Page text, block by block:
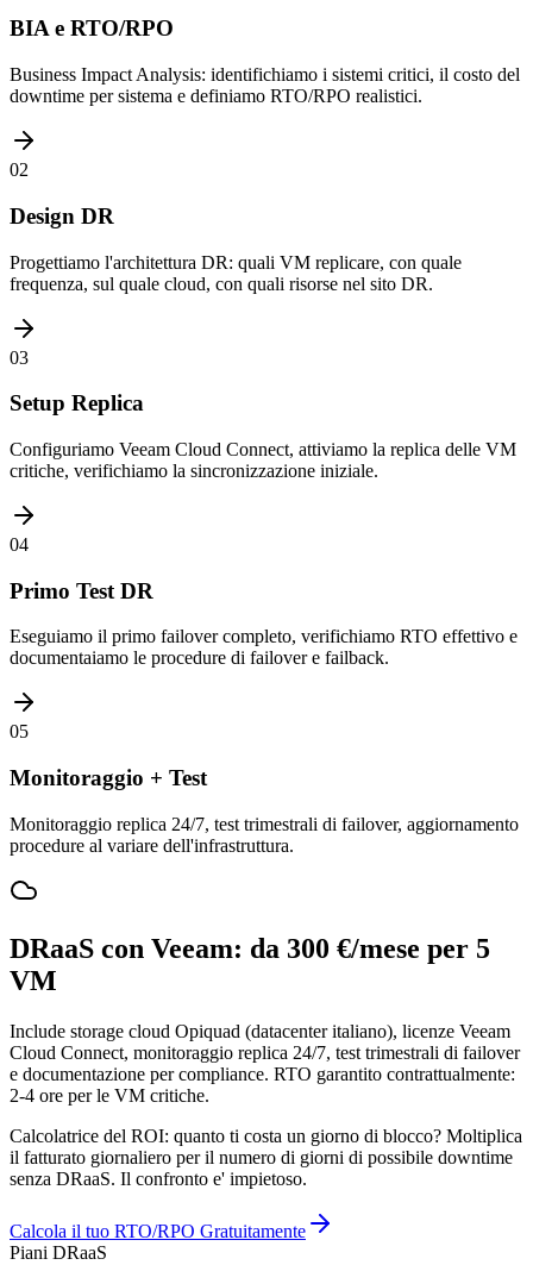
BIA e RTO/RPO
Business Impact Analysis: identifichiamo i sistemi critici, il costo del
downtime per sistema e definiamo RTO/RPO realistici.
02
Design DR
Progettiamo l'architettura DR: quali VM replicare, con quale
frequenza, sul quale cloud, con quali risorse nel sito DR.
03
Setup Replica
Configuriamo Veeam Cloud Connect, attiviamo la replica delle VM
critiche, verifichiamo la sincronizzazione iniziale.
04
Primo Test DR
Eseguiamo il primo failover completo, verifichiamo RTO effettivo e
documentaiamo le procedure di failover e failback.
05
Monitoraggio + Test
Monitoraggio replica 24/7, test trimestrali di failover, aggiornamento
procedure al variare dell'infrastruttura.
DRaaS con Veeam: da 300 €/mese per 5
VM
Include storage cloud Opiquad (datacenter italiano), licenze Veeam
Cloud Connect, monitoraggio replica 24/7, test trimestrali di failover
e documentazione per compliance. RTO garantito contrattualmente:
2-4 ore per le VM critiche.
Calcolatrice del ROI: quanto ti costa un giorno di blocco? Moltiplica
il fatturato giornaliero per il numero di giorni di possibile downtime
senza DRaaS. Il confronto e' impietoso.
Calcola il tuo RTO/RPO Gratuitamente
Piani DRaaS